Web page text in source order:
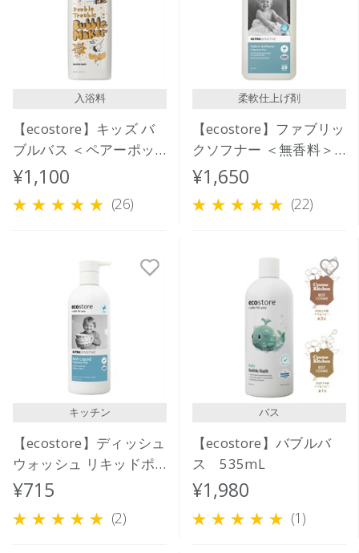
入浴料
【ecostore】キッズ バ
ブルバス ＜ペアーポッ
プ＞ 400mL
¥1,100
(26)
柔軟仕上げ剤
【ecostore】ファブリッ
クソフナー ＜無香料＞
1L
¥1,650
(22)
キッチン
【ecostore】ディッシュ
ウォッシュ リキッドポ
ンプ ＜無香料＞ 350mL
¥715
(2)
バス
【ecostore】バブルバ
ス 535mL
¥1,980
(1)